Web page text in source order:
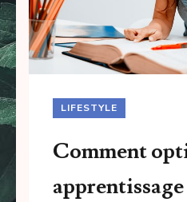
LIFESTYLE
Comment